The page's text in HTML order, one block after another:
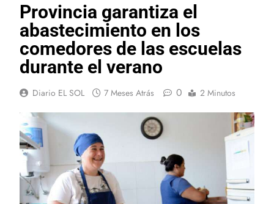
Provincia garantiza el
abastecimiento en los
comedores de las escuelas
durante el verano
Diario EL SOL 7 Meses Atrás 0 2 Minutos